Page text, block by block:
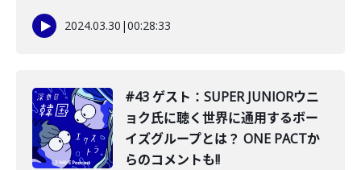
2024.03.30 |00:28:33
#43 ゲスト：SUPER JUNIORウニ
ョク氏に聴く世界に通用するボー
イズグループとは？ ONE PACTか
らのコメントも!!